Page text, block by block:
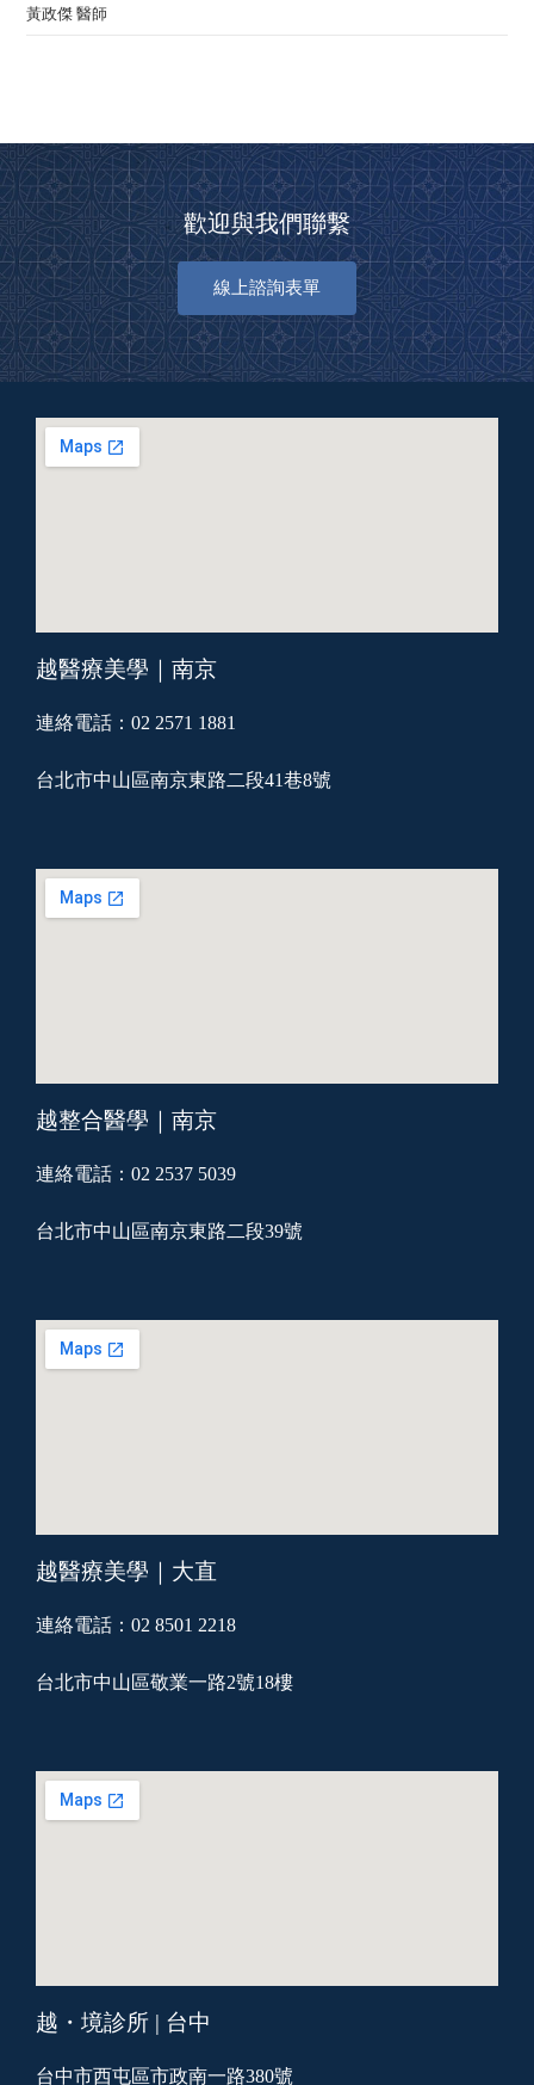
黃政傑 醫師
歡迎與我們聯繫
線上諮詢表單
越醫療美學｜南京
連絡電話：02 2571 1881
台北市中山區南京東路二段41巷8號
越整合醫學｜南京
連絡電話：02 2537 5039
台北市中山區南京東路二段39號
越醫療美學｜大直
連絡電話：02 8501 2218
台北市中山區敬業一路2號18樓
越・境診所 | 台中
台中市西屯區市政南一路380號